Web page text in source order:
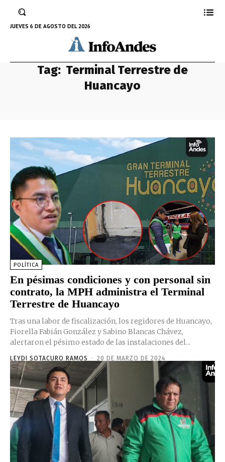
JUEVES 6 DE AGOSTO DEL 2026
Tag: Terminal Terrestre de
Huancayo
POLÍTICA
En pésimas condiciones y con personal sin
contrato, la MPH administra el Terminal
Terrestre de Huancayo
Tras una labor de fiscalización, los regidores de Huancayo,
Fiorella Fabián González y Sabino Blancas Chávez,
alertaron el pésimo estado de las instalaciones del...
LEYDI SOTACURO RAMOS - 20 DE MARZO DE 2024